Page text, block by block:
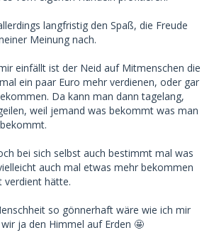
langfristig den Spaß, die Freude
Meinung nach.
einfällt ist der Neid auf Mitmenschen die
ein paar Euro mehr verdienen, oder gar
Da kann man dann tagelang,
weil jemand was bekommt was man
bei sich selbst auch bestimmt mal was
auch mal etwas mehr bekommen
verdient hätte.
so gönnerhaft wäre wie ich mir
ja den Himmel auf Erden 🤩